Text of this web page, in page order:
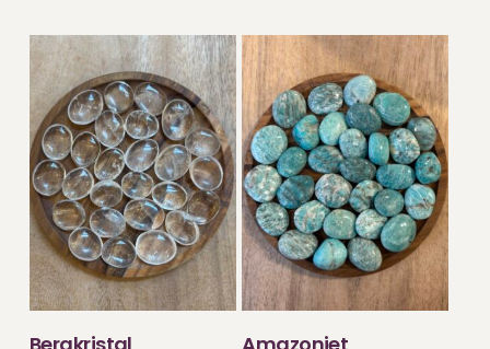
TOEVOEGEN TOEVOEGEN